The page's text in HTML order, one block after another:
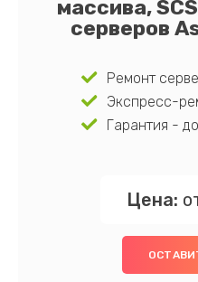
массива,
серверов
Ремонт
Экспресс-
Гарантия -
Цена: